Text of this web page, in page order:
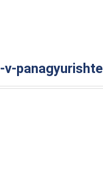
panagyurishte